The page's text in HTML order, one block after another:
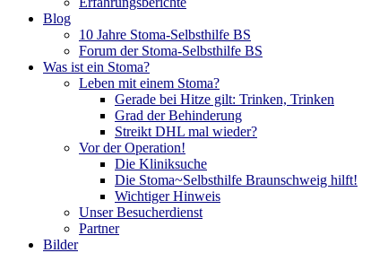
Blog
10 Jahre Stoma-Selbsthilfe BS
Forum der Stoma-Selbsthilfe BS
Was ist ein Stoma?
Leben mit einem Stoma?
Gerade bei Hitze gilt: Trinken, Trinken
Grad der Behinderung
Streikt DHL mal wieder?
Vor der Operation!
Die Kliniksuche
Die Stoma~Selbsthilfe Braunschweig hilft!
Wichtiger Hinweis
Unser Besucherdienst
Partner
Bilder